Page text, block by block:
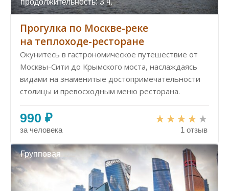
продолжительность: 3 ч.
Прогулка по Москве-реке
на теплоходе-ресторане
Окунитесь в гастрономическое путешествие от
Москвы-Сити до Крымского моста, наслаждаясь
видами на знаменитые достопримечательности
столицы и превосходным меню ресторана.
990 ₽
за человека 1 отзыв
Групповая